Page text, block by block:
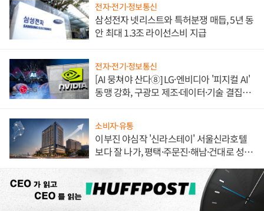
전자·전기·정보통신
삼성전자 넷리스트와 특허분쟁 매듭, 5년 동
안 최대 1.3조 라이선스비 지급
전자·전기·정보통신
[AI 뭉쳐야 산다⑧] LG·엔비디아 '피지컬 AI'
동맹 강화, 구광모 제조·데이터·기술 결집
소비자·유통
이부진 야심작 '신라스테이' 서울신라호텔
보다 잘 나가, 평택·주문진·해남·건대로 성